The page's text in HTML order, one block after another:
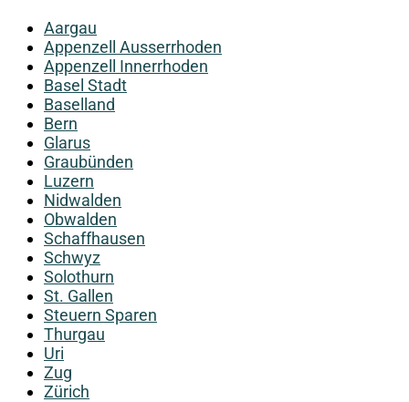
Aargau
Appenzell Ausserrhoden
Appenzell Innerrhoden
Basel Stadt
Baselland
Bern
Glarus
Graubünden
Luzern
Nidwalden
Obwalden
Schaffhausen
Schwyz
Solothurn
St. Gallen
Steuern Sparen
Thurgau
Uri
Zug
Zürich